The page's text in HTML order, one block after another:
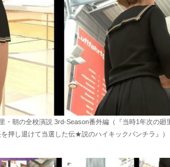
・朝の全校演説 3rd-Season番外編（『当時1年次の廻
押し退けて当選した伝★説のハイキックパンチラ』）